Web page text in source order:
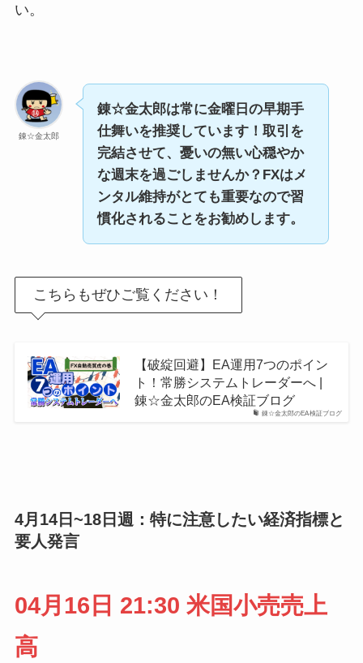
い。
錬☆金太郎
錬☆金太郎は常に金曜日の早期手
仕舞いを推奨しています！取引を
完結させて、憂いの無い心穏やか
な週末を過ごしませんか？FXはメ
ンタル維持がとても重要なので習
慣化されることをお勧めします。
こちらもぜひご覧ください！
錬☆金太郎のEA検証ブログ
【破綻回避】EA運用7つのポイン
ト！常勝システムトレーダーへ |
錬☆金太郎のEA検証ブログ
4月14日~18日週：特に注意したい経済指標と
要人発言
04月16日 21:30 米国小売売上
高